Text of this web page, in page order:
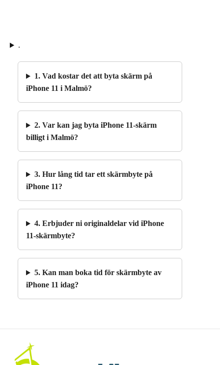
.
1. Vad kostar det att byta skärm på
iPhone 11 i Malmö?
2. Var kan jag byta iPhone 11-skärm
billigt i Malmö?
3. Hur lång tid tar ett skärmbyte på
iPhone 11?
4. Erbjuder ni originaldelar vid iPhone
11-skärmbyte?
5. Kan man boka tid för skärmbyte av
iPhone 11 idag?